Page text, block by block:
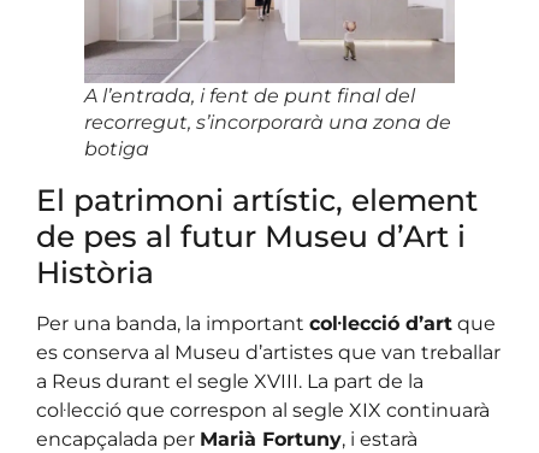
A l’entrada, i fent de punt final del
recorregut, s’incorporarà una zona de
botiga
El patrimoni artístic, element
de pes al futur Museu d’Art i
Història
Per una banda, la important col·lecció d’art que
es conserva al Museu d’artistes que van treballar
a Reus durant el segle XVIII. La part de la
col·lecció que correspon al segle XIX continuarà
encapçalada per Marià Fortuny, i estarà